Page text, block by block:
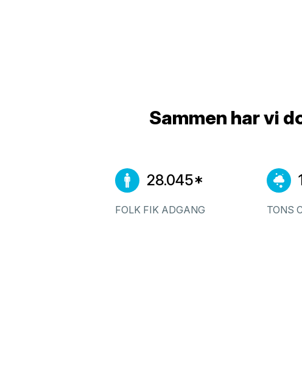
Sammen har vi
28.045*
FOLK FIK ADGANG TONS